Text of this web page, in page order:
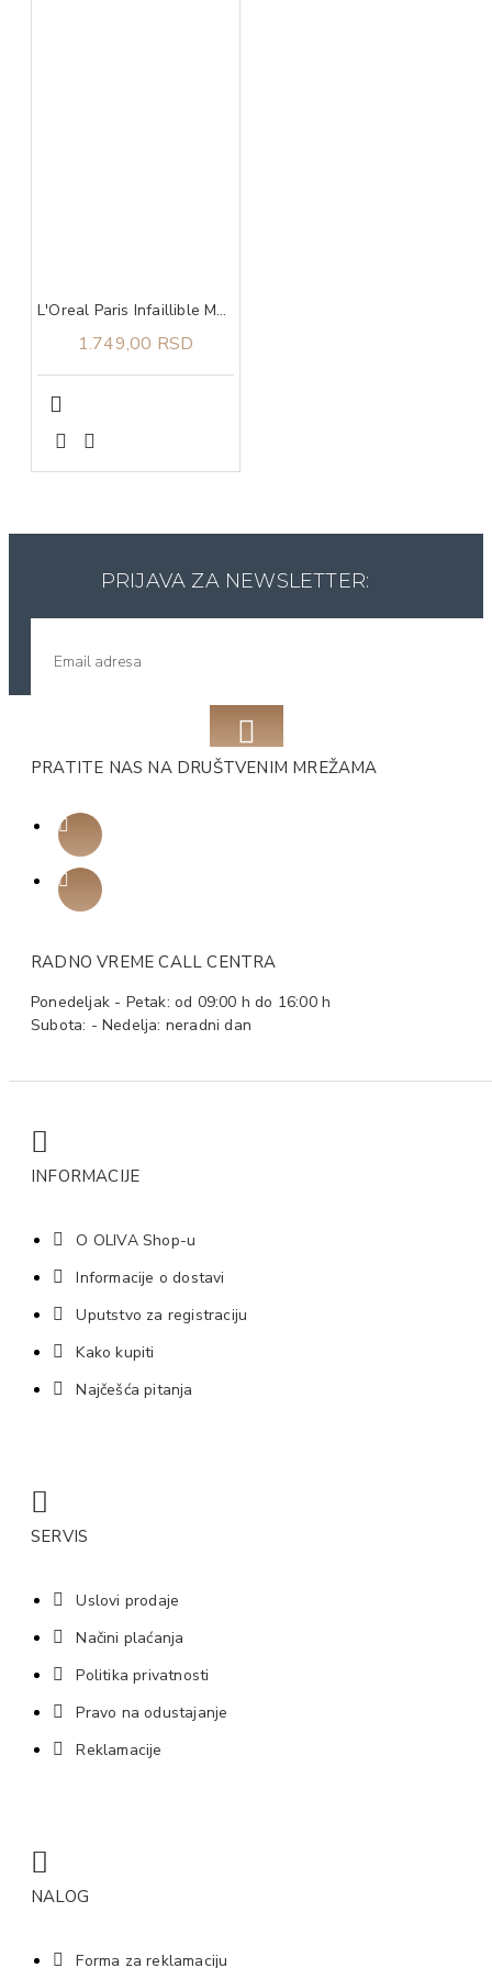
L'Oreal Paris Infaillible Matte Resistance ruž 115 Snooze Your Al​arm
1.749,00 RSD
PRIJAVA ZA NEWSLETTER:
PRATITE NAS NA DRUŠTVENIM MREŽAMA
RADNO VREME CALL CENTRA
Ponedeljak - Petak: od 09:00 h do 16:00 h
Subota: - Nedelja: neradni dan
INFORMACIJE
O OLIVA Shop-u
Informacije o dostavi
Uputstvo za registraciju
Kako kupiti
Najčešća pitanja
SERVIS
Uslovi prodaje
Načini plaćanja
Politika privatnosti
Pravo na odustajanje
Reklamacije
NALOG
Forma za reklamaciju